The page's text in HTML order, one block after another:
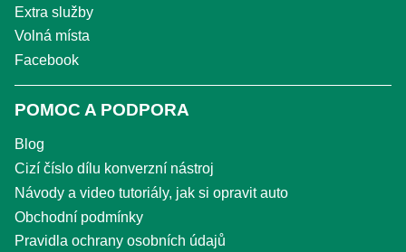
Extra služby
Volná místa
Facebook
POMOC A PODPORA
Blog
Cizí číslo dílu konverzní nástroj
Návody a video tutoriály, jak si opravit auto
Obchodní podmínky
Pravidla ochrany osobních údajů